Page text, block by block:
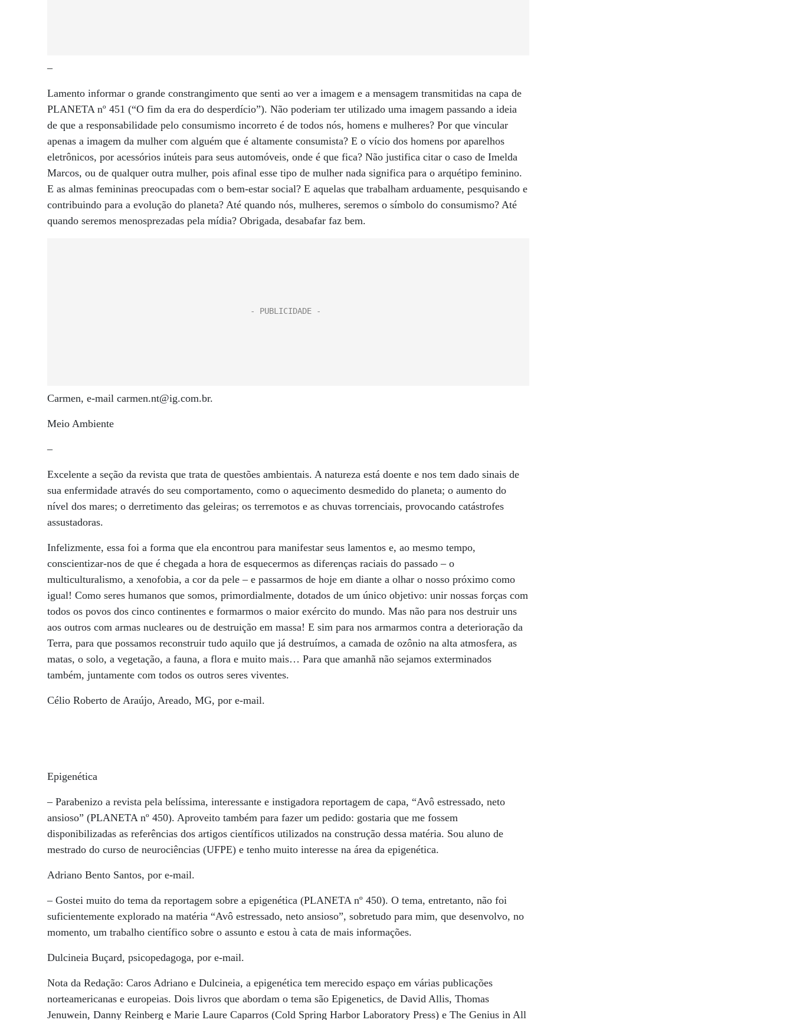
–
Lamento informar o grande constrangimento que senti ao ver a imagem e a mensagem transmitidas na capa de
PLANETA nº 451 (“O fim da era do desperdício”). Não poderiam ter utilizado uma imagem passando a ideia
de que a responsabilidade pelo consumismo incorreto é de todos nós, homens e mulheres? Por que vincular
apenas a imagem da mulher com alguém que é altamente consumista? E o vício dos homens por aparelhos
eletrônicos, por acessórios inúteis para seus automóveis, onde é que fica? Não justifica citar o caso de Imelda
Marcos, ou de qualquer outra mulher, pois afinal esse tipo de mulher nada significa para o arquétipo feminino.
E as almas femininas preocupadas com o bem-estar social? E aquelas que trabalham arduamente, pesquisando e
contribuindo para a evolução do planeta? Até quando nós, mulheres, seremos o símbolo do consumismo? Até
quando seremos menosprezadas pela mídia? Obrigada, desabafar faz bem.
Carmen, e-mail carmen.nt@ig.com.br.
Meio Ambiente
–
Excelente a seção da revista que trata de questões ambientais. A natureza está doente e nos tem dado sinais de
sua enfermidade através do seu comportamento, como o aquecimento desmedido do planeta; o aumento do
nível dos mares; o derretimento das geleiras; os terremotos e as chuvas torrenciais, provocando catástrofes
assustadoras.
Infelizmente, essa foi a forma que ela encontrou para manifestar seus lamentos e, ao mesmo tempo,
conscientizar-nos de que é chegada a hora de esquecermos as diferenças raciais do passado – o
multiculturalismo, a xenofobia, a cor da pele – e passarmos de hoje em diante a olhar o nosso próximo como
igual! Como seres humanos que somos, primordialmente, dotados de um único objetivo: unir nossas forças com
todos os povos dos cinco continentes e formarmos o maior exército do mundo. Mas não para nos destruir uns
aos outros com armas nucleares ou de destruição em massa! E sim para nos armarmos contra a deterioração da
Terra, para que possamos reconstruir tudo aquilo que já destruímos, a camada de ozônio na alta atmosfera, as
matas, o solo, a vegetação, a fauna, a flora e muito mais… Para que amanhã não sejamos exterminados
também, juntamente com todos os outros seres viventes.
Célio Roberto de Araújo, Areado, MG, por e-mail.
Epigenética
– Parabenizo a revista pela belíssima, interessante e instigadora reportagem de capa, “Avô estressado, neto
ansioso” (PLANETA nº 450). Aproveito também para fazer um pedido: gostaria que me fossem
disponibilizadas as referências dos artigos científicos utilizados na construção dessa matéria. Sou aluno de
mestrado do curso de neurociências (UFPE) e tenho muito interesse na área da epigenética.
Adriano Bento Santos, por e-mail.
– Gostei muito do tema da reportagem sobre a epigenética (PLANETA nº 450). O tema, entretanto, não foi
suficientemente explorado na matéria “Avô estressado, neto ansioso”, sobretudo para mim, que desenvolvo, no
momento, um trabalho científico sobre o assunto e estou à cata de mais informações.
Dulcineia Buçard, psicopedagoga, por e-mail.
Nota da Redação: Caros Adriano e Dulcineia, a epigenética tem merecido espaço em várias publicações
norteamericanas e europeias. Dois livros que abordam o tema são Epigenetics, de David Allis, Thomas
Jenuwein, Danny Reinberg e Marie Laure Caparros (Cold Spring Harbor Laboratory Press) e The Genius in All